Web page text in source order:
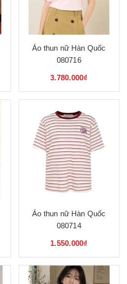
Áo thun nữ Hàn Quốc
080716
3.780.000₫
Áo thun nữ Hàn Quốc
080714
1.550.000₫